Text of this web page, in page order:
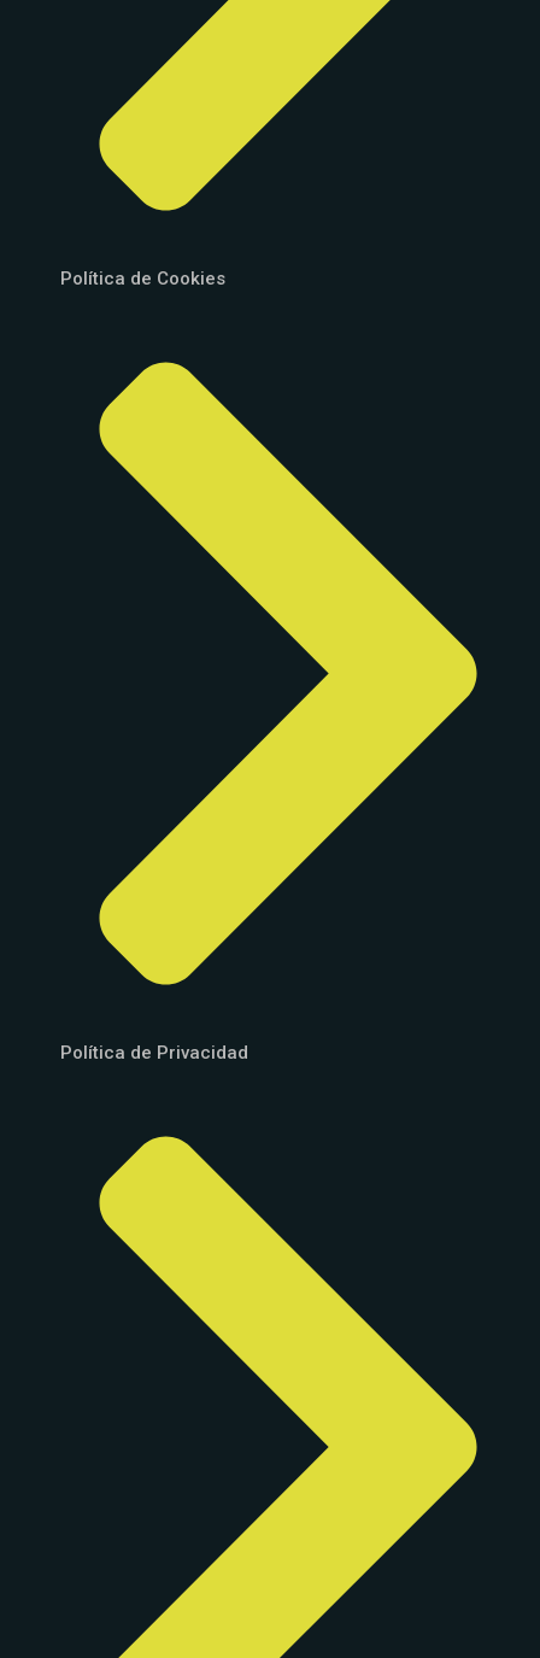
Política de Cookies
Política de Privacidad